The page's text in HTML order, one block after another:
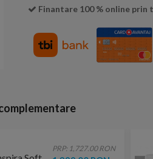
Finantare 100 % online prin
PRP: 1,727.00 RON